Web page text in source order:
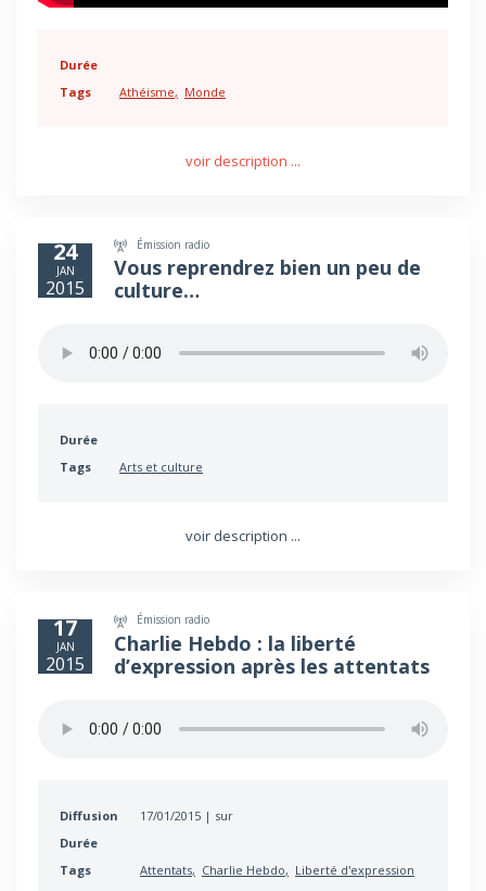
Durée
Tags
Athéisme Monde
voir description ...
24
JAN
2015
Émission radio
Vous reprendrez bien un peu de
culture…
Durée
Tags
Arts et culture
voir description ...
17
JAN
2015
Émission radio
Charlie Hebdo : la liberté
d’expression après les attentats
Diffusion
17/01/2015 | sur
Durée
Tags
Attentats Charlie Hebdo Liberté d'expression